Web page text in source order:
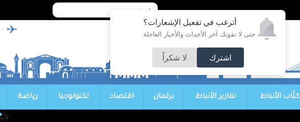
أترغب في تفعيل الإشعارات؟
حتى لا تفوتك آخر الأحداث والأخبار العاجلة
اشترك لا شكراً
كتّاب الأنباط تقارير الأنباط برلمان اقتصاد تكنولوجيا رياضة